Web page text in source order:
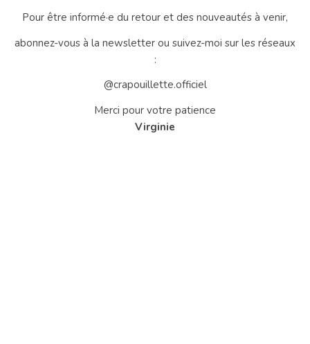
Pour être informé·e du retour et des nouveautés à venir,
abonnez-vous à la newsletter ou suivez-moi sur les réseaux
:
@crapouillette.officiel
Merci pour votre patience
Virginie